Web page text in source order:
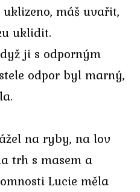
máš uvařit,
uklidit.
ji s odporným
odpor byl marný,
na ryby, na lov
trh s masem a
Lucie měla